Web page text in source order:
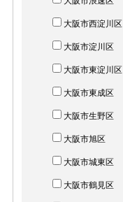
大阪市西淀川区
大阪市淀川区
大阪市東淀川区
大阪市東成区
大阪市生野区
大阪市旭区
大阪市城東区
大阪市鶴見区